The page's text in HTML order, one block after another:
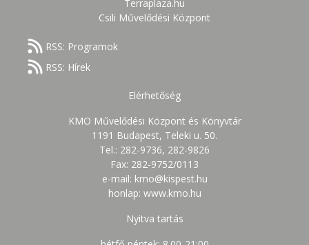
Terraplaza.hu
Csili Művelődési Központ
RSS: Programok
RSS: Hírek
Elérhetőség
KMO Művelődési Központ és Könyvtár
1191 Budapest, Teleki u. 50.
Tel.: 282-9736, 282-9826
Fax: 282-9752/0113
e-mail: kmo@kispest.hu
honlap: www.kmo.hu
Nyitva tartás